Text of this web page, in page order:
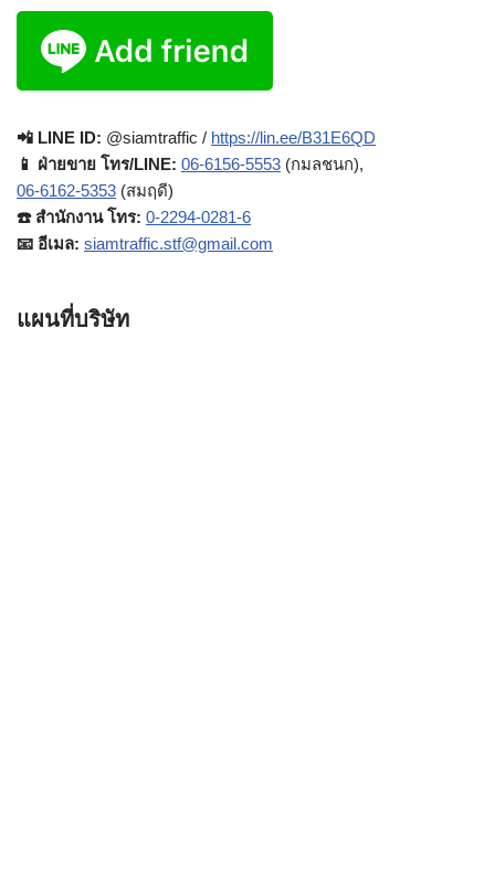
📲 LINE ID: @siamtraffic / https://lin.ee/B31E6QD
📱 ฝ่ายขาย โทร/LINE: 06-6156-5553 (กมลชนก),
06-6162-5353 (สมฤดี)
☎️ สำนักงาน โทร: 0-2294-0281-6
📧 อีเมล: siamtraffic.stf@gmail.com
แผนที่บริษัท